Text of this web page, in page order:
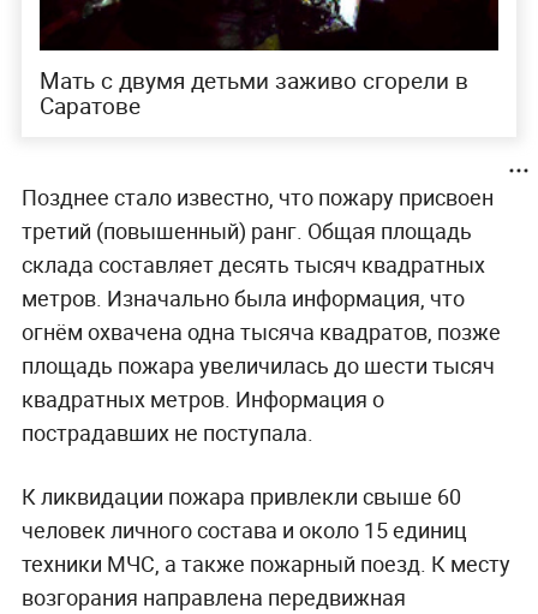
Мать с двумя детьми заживо сгорели в
Саратове
Позднее стало известно, что пожару присвоен
третий (повышенный) ранг. Общая площадь
склада составляет десять тысяч квадратных
метров. Изначально была информация, что
огнём охвачена одна тысяча квадратов, позже
площадь пожара увеличилась до шести тысяч
квадратных метров. Информация о
пострадавших не поступала.
К ликвидации пожара привлекли свыше 60
человек личного состава и около 15 единиц
техники МЧС, а также пожарный поезд. К месту
возгорания направлена передвижная